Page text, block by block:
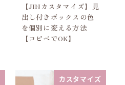
【JINカスタマイズ】見
出し付きボックスの色
を個別に変える方法
【コピペでOK】
カスタマイズ